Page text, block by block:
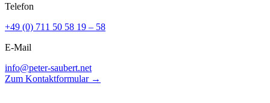
Telefon
+49 (0) 711 50 58 19 – 58
E-Mail
info@peter-saubert.net
Zum Kontaktformular →